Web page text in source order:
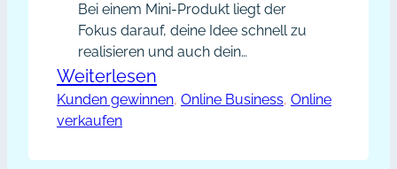
Bei einem Mini-Produkt liegt der
Fokus darauf, deine Idee schnell zu
realisieren und auch dein
Arbeitsergebnis leicht verkaufen zu
können.
Weiterlesen
Lust
einen
Kunden gewinnen, Online Business, Online
verkaufen